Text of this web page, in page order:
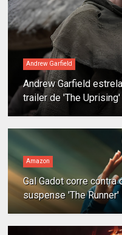
Andrew Garfield
Andrew Garfield
trailer de 'The Uprising'
Amazon
Gal Gadot corre
suspense 'The Runner'